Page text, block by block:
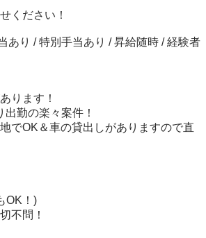
ください！
あり / 特別手当あり / 昇給随時 / 経験者
ります！
勤の楽々案件！
でOK＆車の貸出しがありますので直
OK！)
不問！